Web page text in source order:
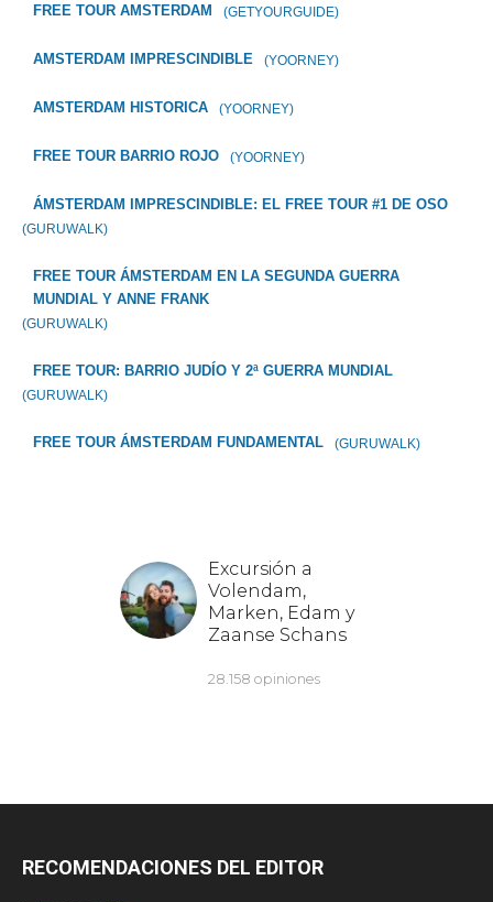
FREE TOUR AMSTERDAM (GETYOURGUIDE)
AMSTERDAM IMPRESCINDIBLE (YOORNEY)
AMSTERDAM HISTORICA (YOORNEY)
FREE TOUR BARRIO ROJO (YOORNEY)
ÁMSTERDAM IMPRESCINDIBLE: EL FREE TOUR #1 DE OSO
(GURUWALK)
FREE TOUR ÁMSTERDAM EN LA SEGUNDA GUERRA
MUNDIAL Y ANNE FRANK
(GURUWALK)
FREE TOUR: BARRIO JUDÍO Y 2ª GUERRA MUNDIAL
(GURUWALK)
FREE TOUR ÁMSTERDAM FUNDAMENTAL (GURUWALK)
RECOMENDACIONES DEL EDITOR